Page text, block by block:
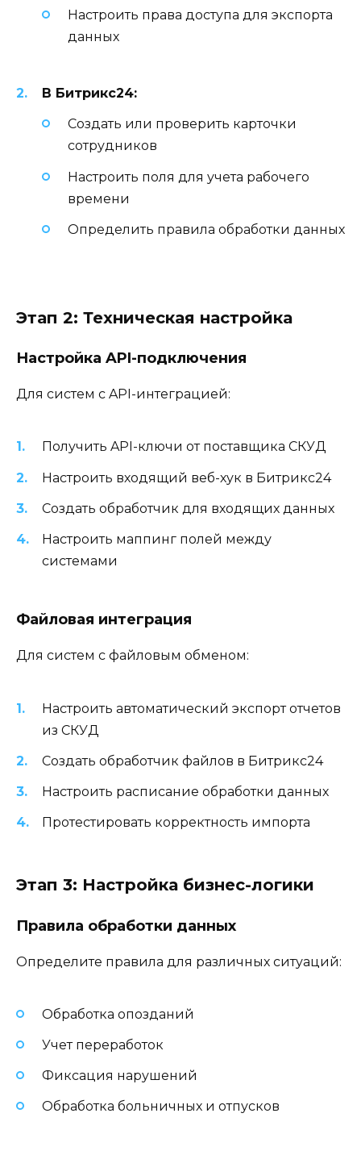
Настроить права доступа для экспорта
данных
В Битрикс24:
Создать или проверить карточки
сотрудников
Настроить поля для учета рабочего
времени
Определить правила обработки данных
Этап 2: Техническая настройка
Настройка API-подключения
Для систем с API-интеграцией:
Получить API-ключи от поставщика СКУД
Настроить входящий веб-хук в Битрикс24
Создать обработчик для входящих данных
Настроить маппинг полей между
системами
Файловая интеграция
Для систем с файловым обменом:
Настроить автоматический экспорт отчетов
из СКУД
Создать обработчик файлов в Битрикс24
Настроить расписание обработки данных
Протестировать корректность импорта
Этап 3: Настройка бизнес-логики
Правила обработки данных
Определите правила для различных ситуаций:
Обработка опозданий
Учет переработок
Фиксация нарушений
Обработка больничных и отпусков